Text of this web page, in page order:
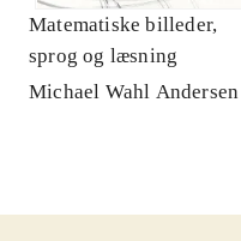
Matematiske billeder,
sprog og læsning
Michael Wahl Andersen